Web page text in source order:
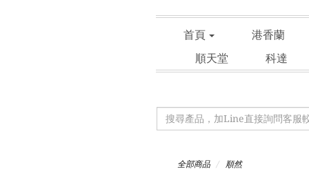
首頁
港香蘭
順天堂
科達
全部商品 順然